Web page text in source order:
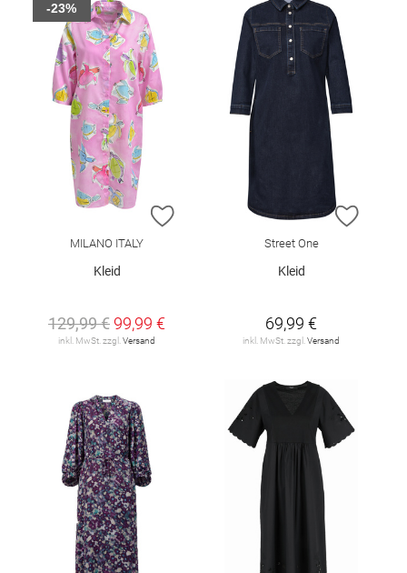
ZUR WUNSCHLISTE HINZUFÜGEN
MILANO ITALY
Kleid
129,99 € 99,99 €
inkl. MwSt. zzgl. Versand
-23%
ZUR
Street One
Kleid
69,99 €
inkl. MwSt. zzgl. Versand